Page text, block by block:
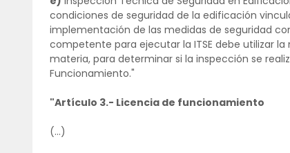
condiciones de seguridad de la edificación
implementación de las medidas de seguridad
competente para ejecutar la ITSE debe utilizar
materia, para determinar si la inspección se
Funcionamiento."
"Artículo 3.- Licencia de funcionamiento
(...)